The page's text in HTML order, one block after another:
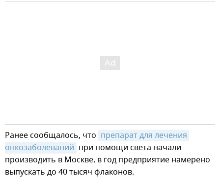
Ранее сообщалось, что препарат для лечения
онкозаболеваний при помощи света начали
производить в Москве, в год предприятие намерено
выпускать до 40 тысяч флаконов.